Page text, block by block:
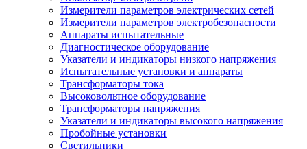
Измерители параметров электрических сетей
Измерители параметров электробезопасности
Аппараты испытательные
Диагностическое оборудование
Указатели и индикаторы низкого напряжения
Испытательные установки и аппараты
Трансформаторы тока
Высоковольтное оборудование
Трансформаторы напряжения
Указатели и индикаторы высокого напряжения
Пробойные установки
Светильники